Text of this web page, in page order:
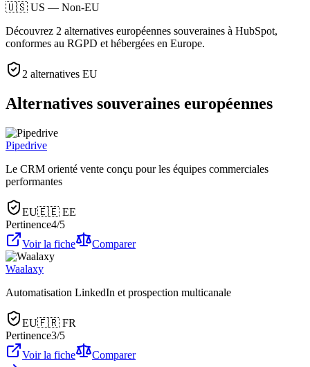
🇺🇸 US — Non-EU
Découvrez 2 alternatives européennes souveraines à HubSpot,
conformes au RGPD et hébergées en Europe.
2 alternatives EU
Alternatives souveraines européennes
Pipedrive
Le CRM orienté vente conçu pour les équipes commerciales
performantes
EU🇪🇪 EE
Pertinence4/5
Voir la fiche
Comparer
Waalaxy
Automatisation LinkedIn et prospection multicanale
EU🇫🇷 FR
Pertinence3/5
Voir la fiche
Comparer